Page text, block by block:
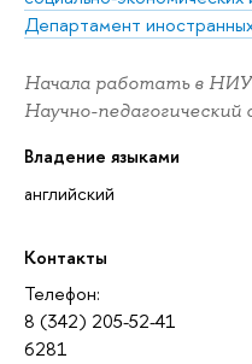
Департамент
Начала работать в
Научно-педагогический
Владение языками
английский
Контакты
Телефон:
8 (342) 205-52-41
6281